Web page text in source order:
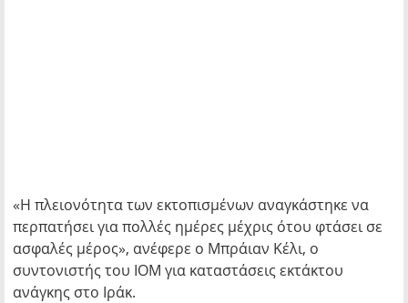
«Η πλειονότητα των εκτοπισμένων αναγκάστηκε να
περπατήσει για πολλές ημέρες μέχρις ότου φτάσει σε
ασφαλές μέρος», ανέφερε ο Μπράιαν Κέλι, ο
συντονιστής του ΙΟΜ για καταστάσεις εκτάκτου
ανάγκης στο Ιράκ.